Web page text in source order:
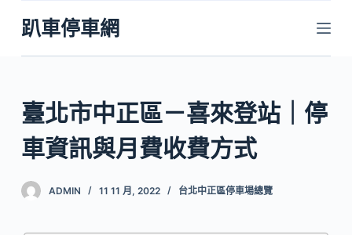
跳
至
主
內
容
趴車停車網
臺北市中正區－喜來登站｜停
車資訊與月費收費方式
ADMIN 11 11 月, 2022 台北中正區停車場總覽